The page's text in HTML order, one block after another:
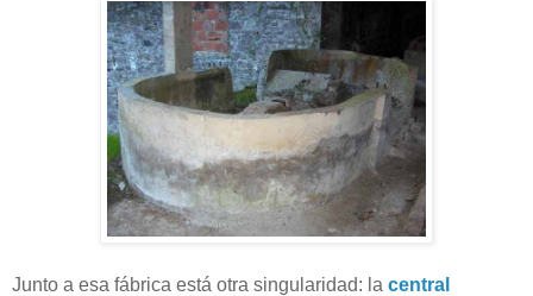
Junto a esa fábrica está otra singularidad: la central